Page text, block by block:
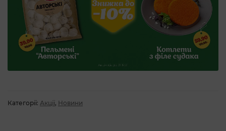
Категорії: Акції, Новини